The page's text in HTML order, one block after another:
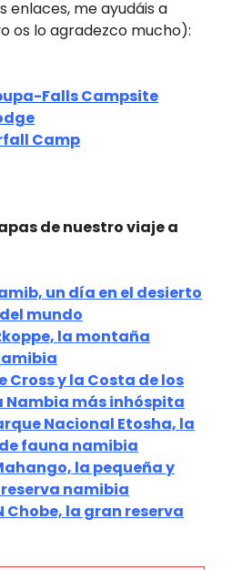
enlaces, me ayudáis a
os lo agradezco mucho):
Falls Campsite
Camp
de nuestro viaje a
un día en el desierto
mundo
la montaña
Cross y la Costa de los
Nambia más inhóspita
Nacional Etosha, la
fauna namibia
la pequeña y
namibia
Chobe, la gran reserva